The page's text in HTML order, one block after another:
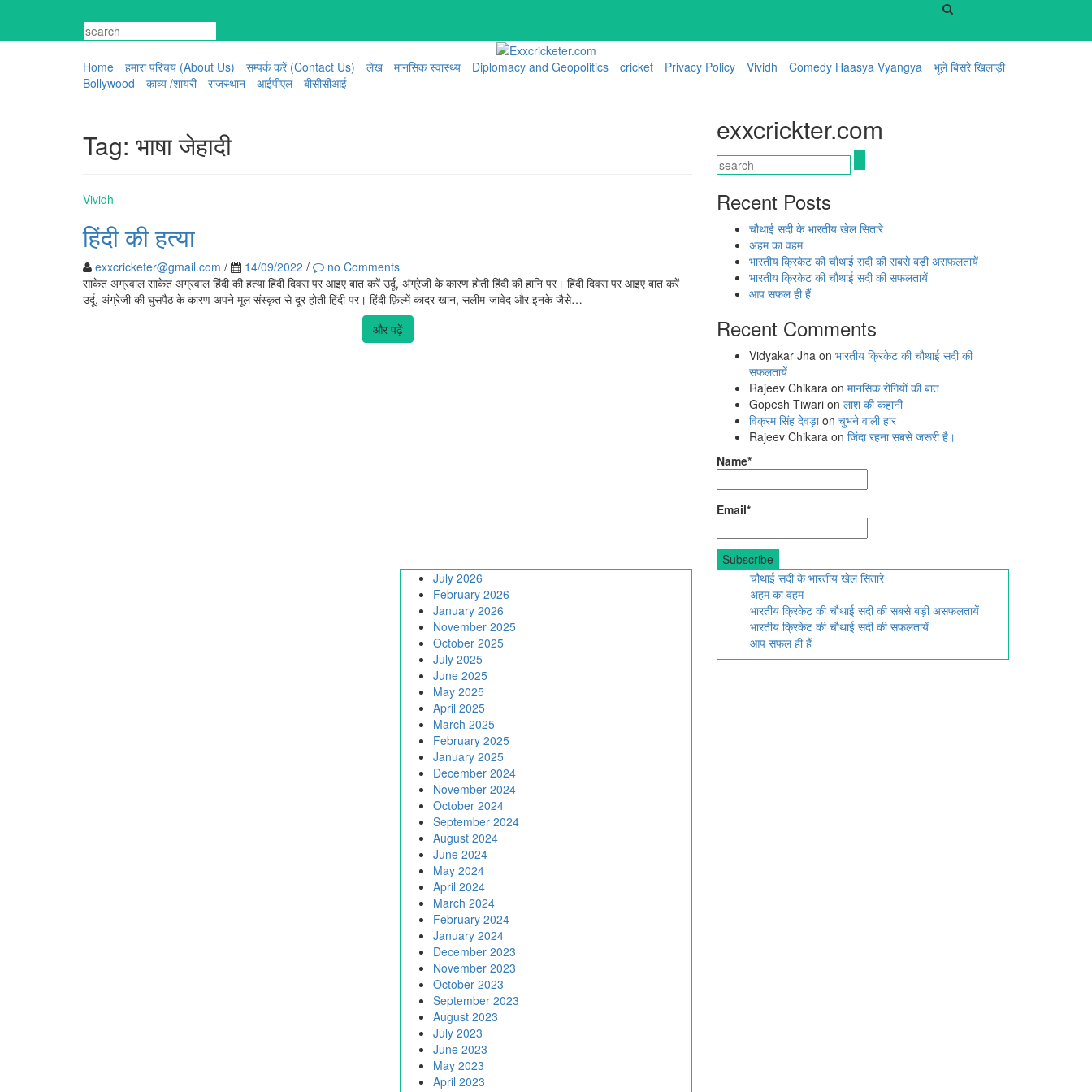
content
Home
हमारा परिचय (About Us) सम्पर्क करें (Contact Us) लेख मानसिक स्वास्थ्य Diplomacy and Geopolitics cricket Privacy Policy Vividh Comedy Haasya Vyangya
भूले बिसरे खिलाड़ी
Bollywood
काव्य /शायरी राजस्थान आईपीएल बीसीसीआई
Tag: भाषा जेहादी
Vividh
हिंदी की हत्या
exxcricketer@gmail.com / 14/09/2022 /
no Comments
साकेत अग्रवाल साकेत अग्रवाल हिंदी की हत्या हिंदी दिवस पर आइए बात करें उर्दू, अंग्रेजी के कारण होती हिंदी की हानि पर। हिंदी दिवस पर आइए बात करें
उर्दू, अंग्रेजी की घुसपैठ के कारण अपने मूल संस्कृत से दूर होती हिंदी पर। हिंदी फ़िल्में कादर खान, सलीम-जावेद और इनके जैसे…
और पढ़ें
exxcrickter.com
Recent Posts
चौथाई सदी के भारतीय खेल सितारे
अहम का वहम
भारतीय क्रिकेट की चौथाई सदी की सबसे बड़ी असफलतायें
भारतीय क्रिकेट की चौथाई सदी की सफलतायें
आप सफल ही हैं
Recent Comments
Vidyakar Jha on भारतीय क्रिकेट की चौथाई सदी की
सफलतायें
Rajeev Chikara on मानसिक रोगियों की बात
Gopesh Tiwari on लाश की कहानी
विक्रम सिंह देवड़ाon चुभने वाली हार
Rajeev Chikara on जिंदा रहना सबसे जरूरी है।
Name*
Email*
July 2026
February 2026
January 2026
November 2025
October 2025
July 2025
June 2025
May 2025
April 2025
March 2025
February 2025
January 2025
December 2024
November 2024
October 2024
September 2024
August 2024
June 2024
May 2024
April 2024
March 2024
February 2024
January 2024
December 2023
November 2023
October 2023
September 2023
August 2023
July 2023
June 2023
May 2023
April 2023
चौथाई सदी के भारतीय खेल सितारे
अहम का वहम
भारतीय क्रिकेट की चौथाई सदी की सबसे बड़ी असफलतायें
भारतीय क्रिकेट की चौथाई सदी की सफलतायें
आप सफल ही हैं